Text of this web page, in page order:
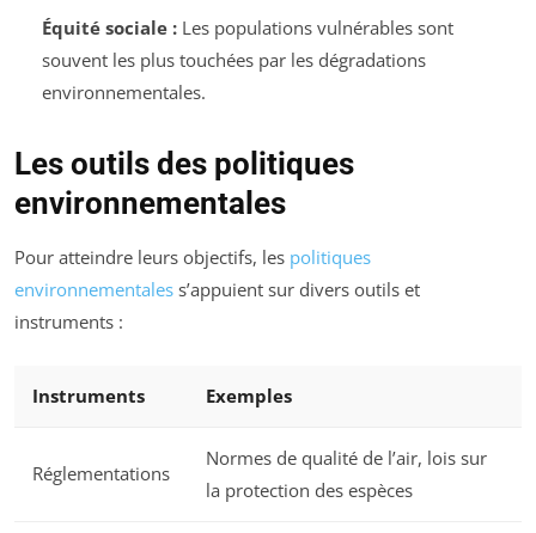
Équité sociale :Les populations vulnérables sont
souvent les plus touchées par les dégradations
environnementales.
Les outils des politiques
environnementales
Pour atteindre leurs objectifs, les politiques
environnementales s’appuient sur divers outils et
instruments :
Instruments Exemples
Réglementations
Normes de qualité de l’air, lois sur
la protection des espèces